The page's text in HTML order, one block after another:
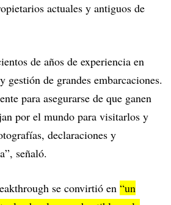
actuales y antiguos de
de años de experiencia en
gestión de grandes embarcaciones.
para asegurarse de que ganen
por el mundo para visitarlos y
declaraciones y
señaló.
se convirtió en “un